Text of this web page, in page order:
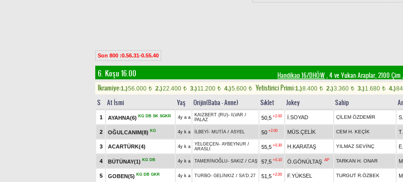
Son 800 :0.56.31-0.55.40
6. Koşu 16.00 Handikap 16/DHÖW, 4 ve Yukarı Araplar, 2100 Çim,
Ikramiye:1.)56.000 t 2.)22.400 t 3.)11.200 t 4.)5.600 t Yetistirici Primi:1.)8.400 t 2.)3.360 t 3.)1.680 t 4.)
S At İsmi Yaş Orijin(Baba - Anne) Sıklet Jokey Sahip
1 AYAHNA(6) KG DB SK SGKR 4y a a KAIZBERT (RU)- ILVAR /
PALAZ
50,5 +2.00 İ.SOYAD ÇİLEM ÖZDEMİR
2 OĞULCANIM(8) KG 4y k a İLBEYİ - MUTİA / ASYEL 50 +2.00 MÜS.ÇELİK CEM H. KEÇİK
3 ACARTÜRK(4) 4y k a YELGEÇEN - AYBEYNUR /
ARASLI
55,5 +0.30 H.KARATAŞ YILMAZ SEVİNÇ
4 BÜTÜNAY(1) KG DB 4y k a TAMERİNOĞLU- SAKIZ / CAŞ 57,5 +0.10 Ö.GÖNÜLTAŞ AP TARKAN H. ONAR
5 GOBEN(5) KG DB GKR 4y k a TURBO- GELİNKIZ / SA'D.27 51,5 +2.00 F.YÜKSEL TURGUT R.ÖZBEK